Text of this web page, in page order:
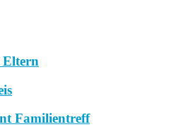
Eltern
Familientreff